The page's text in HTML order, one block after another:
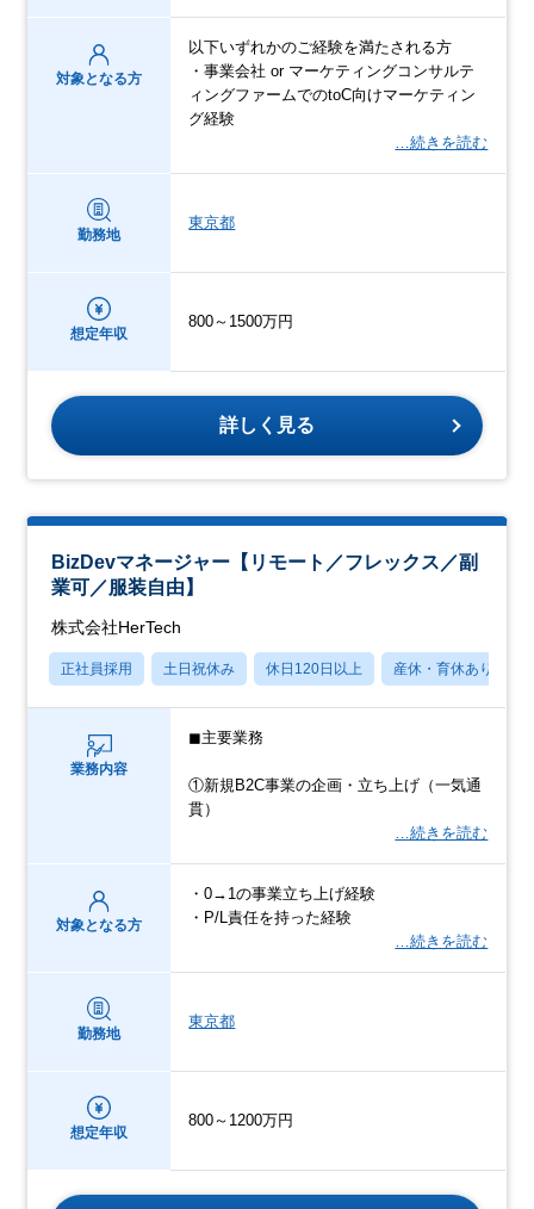
対象となる方
以下いずれかのご経験を満たされる方
・事業会社 or マーケティングコンサルテ
ィングファームでのtoC向けマーケティン
グ経験
…続きを読む
勤務地
東京都
想定年収
800～1500万円
詳しく見る
BizDevマネージャー【リモート／フレックス／副
業可／服装自由】
株式会社HerTech
正社員採用 土日祝休み 休日120日以上 産休・育休あり
業務内容
◼︎主要業務
①新規B2C事業の企画・立ち上げ（一気通
貫）
…続きを読む
対象となる方
・0→1の事業立ち上げ経験
・P/L責任を持った経験
…続きを読む
勤務地
東京都
想定年収
800～1200万円